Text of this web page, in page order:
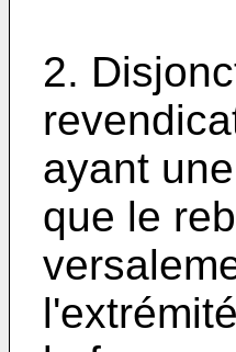
2.
ayant
que le